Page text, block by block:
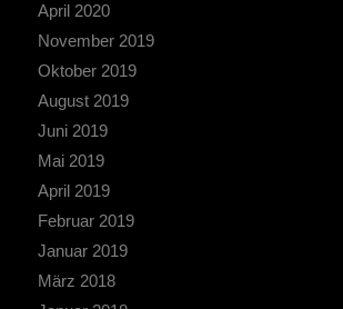
April 2020
November 2019
Oktober 2019
August 2019
Juni 2019
Mai 2019
April 2019
Februar 2019
Januar 2019
März 2018